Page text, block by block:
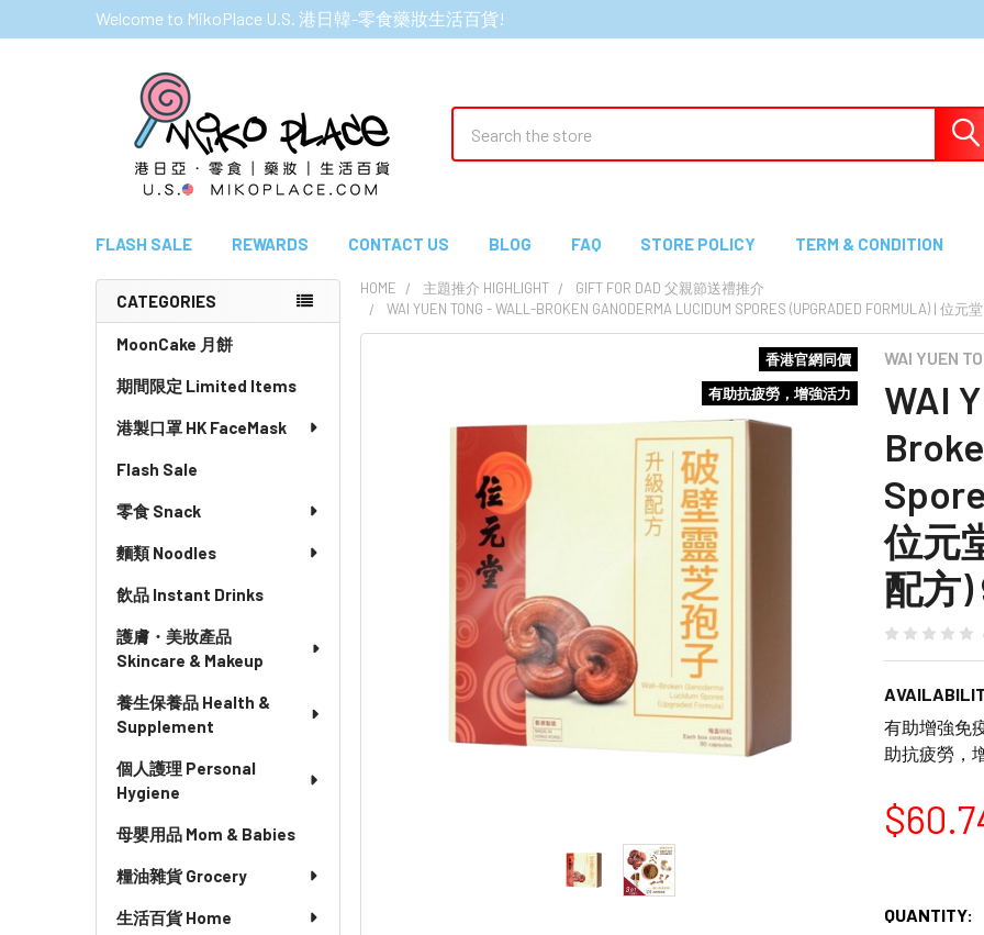
Welcome to MikoPlace U.S. 港日韓-零食藥妝生活百貨!
FLASH SALE REWARDS CONTACT US BLOG FAQ STORE POLICY TERM & CONDITION
Sidebar
CATEGORIES
MoonCake 月餅
期間限定 Limited Items
港製口罩 HK FaceMask
Flash Sale
零食 Snack
麵類 Noodles
飲品 Instant Drinks
護膚・美妝產品
Skincare & Makeup
養生保養品 Health &
Supplement
個人護理 Personal
Hygiene
母嬰用品 Mom & Babies
糧油雜貨 Grocery
生活百貨 Home
HOME 主題推介 HIGHLIGHT
GIFT FOR DAD 父親節送禮推介
WAI YUEN TONG - WALL-BROKEN GANODERMA LUCIDUM SPORES (UPGRADED FORMULA) | 位
WAI YUEN
WAI
位元
配方)
有助增強免
助抗疲勞，
香港官網同價
有助抗疲勞，增強活力
QUANTITY: